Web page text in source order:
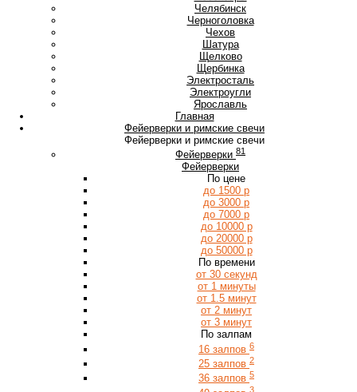
Челябинск
Черноголовка
Чехов
Шатура
Щелково
Щербинка
Электросталь
Электроугли
Ярославль
Главная
Фейерверки и римские свечи
Фейерверки и римские свечи
Фейерверки 81
Фейерверки
По цене
до 1500 р
до 3000 р
до 7000 р
до 10000 р
до 20000 р
до 50000 р
По времени
от 30 секунд
от 1 минуты
от 1.5 минут
от 2 минут
от 3 минут
По залпам
16 залпов 6
25 залпов 2
36 залпов 5
3